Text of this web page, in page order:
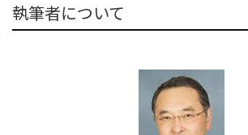
執筆者について